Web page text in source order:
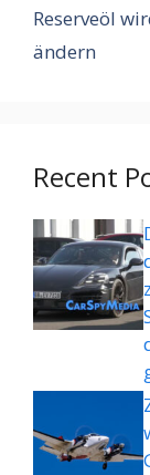
Reserveöl
ändern
Recent